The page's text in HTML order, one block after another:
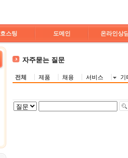
호스팅 도메인 온라인상
자주묻는 질문
전체 제품 채용 서비스 기